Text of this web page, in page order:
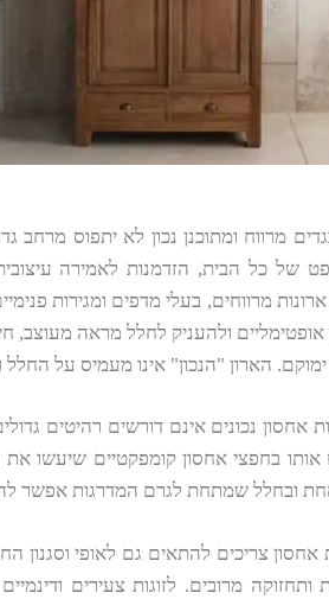
מרווח ומתוכנן נכון לא יתפוס מרחב
של כל הבית, הזדמנות לאמירה
מרווחים, בעלי מדפים ומגירות
ולהעניק לחלל מראה מעוצב,
ימוקם. הארון "הנכון" אינו מעמיס על
אחסון נכונים אינם דורשים רהיטים
אותו בחפצי אחסון קומפקטיים שיעשו
ובחלל שמתחת לגרם המדרגות אפשר
אחסון צריכים להתאים גם לאופי
ותחזוקה מרובים. לזוגות צעירים